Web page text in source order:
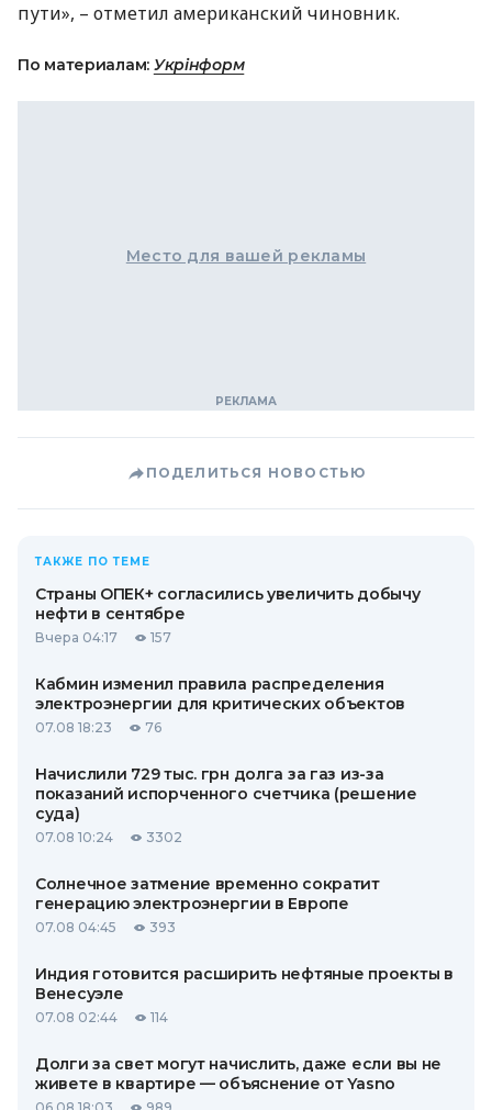
пути», – отметил американский чиновник.
По материалам: Укрінформ
Место для вашей рекламы
ПОДЕЛИТЬСЯ НОВОСТЬЮ
ТАКЖЕ ПО ТЕМЕ
Страны ОПЕК+ согласились увеличить добычу
нефти в сентябре
Вчера 04:17 157
Кабмин изменил правила распределения
электроэнергии для критических объектов
07.08 18:23 76
Начислили 729 тыс. грн долга за газ из-за
показаний испорченного счетчика (решение
суда)
07.08 10:24 3302
Солнечное затмение временно сократит
генерацию электроэнергии в Европе
07.08 04:45 393
Индия готовится расширить нефтяные проекты в
Венесуэле
07.08 02:44 114
Долги за свет могут начислить, даже если вы не
живете в квартире — объяснение от Yasno